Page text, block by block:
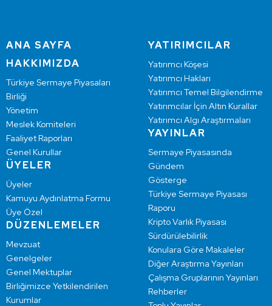
ANA SAYFA
HAKKIMIZDA
Türkiye Sermaye Piyasaları
Birliği
Yönetim
Meslek Komiteleri
Faaliyet Raporları
Genel Kurullar
ÜYELER
Üyeler
Kamuyu Aydınlatma Formu
Üye Özel
DÜZENLEMELER
Mevzuat
Genelgeler
Genel Mektuplar
Birliğimizce Yetkilendirilen
Kurumlar
YATIRIMCILAR
Yatırımcı Köşesi
Yatırımcı Hakları
Yatırımcı Temel Bilgilendirme
Yatırımcılar İçin Altın Kurallar
Yatırımcı Algı Araştırmaları
YAYINLAR
Sermaye Piyasasında
Gündem
Gösterge
Türkiye Sermaye Piyasası
Raporu
Kripto Varlık Piyasası
Sürdürülebilirlik
Konulara Göre Makaleler
Diğer Araştırma Yayınları
Çalışma Gruplarının Yayınları
Rehberler